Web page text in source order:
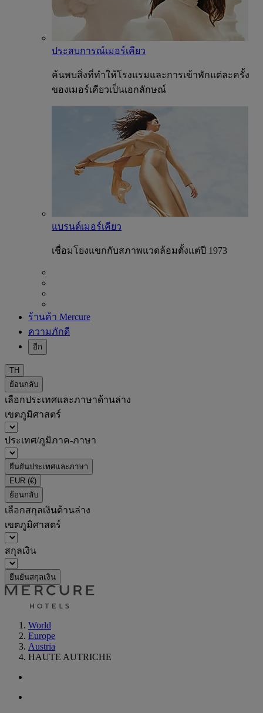
ประสบการณ์เมอร์เคียว
ค้นพบสิ่งที่ทำให้โรงแรมและการเข้าพักแต่ละครั้ง
ของเมอร์เคียวเป็นเอกลักษณ์
แบรนด์เมอร์เคียว
เชื่อมโยงแขกกับสภาพแวดล้อมตั้งแต่ปี 1973
ร้านค้า Mercure
ความภักดี
อีก
TH
ย้อนกลับ
เลือกประเทศและภาษาด้านล่าง
เขตภูมิศาสตร์
ประเทศ/ภูมิภาค-ภาษา
ยืนยันประเทศและภาษา
EUR (€)
ย้อนกลับ
เลือกสกุลเงินด้านล่าง
เขตภูมิศาสตร์
สกุลเงิน
ยืนยันสกุลเงิน
World
Europe
Austria
HAUTE AUTRICHE